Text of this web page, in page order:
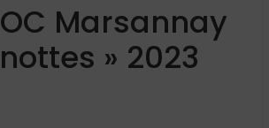
Marsannay
» 2023